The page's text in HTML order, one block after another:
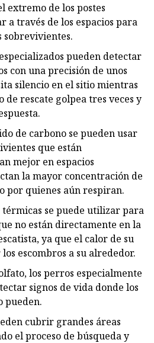
extremo de los postes
a través de los espacios para
sobrevivientes.
pueden detectar
con una precisión de unos
silencio en el sitio mientras
rescate golpea tres veces y
de carbono se pueden usar
que están
mejor en espacios
la mayor concentración de
por quienes aún respiran.
se puede utilizar para
no están directamente en la
ya que el calor de su
escombros a su alrededor.
los perros especialmente
signos de vida donde los
pueden.
cubrir grandes áreas
el proceso de búsqueda y